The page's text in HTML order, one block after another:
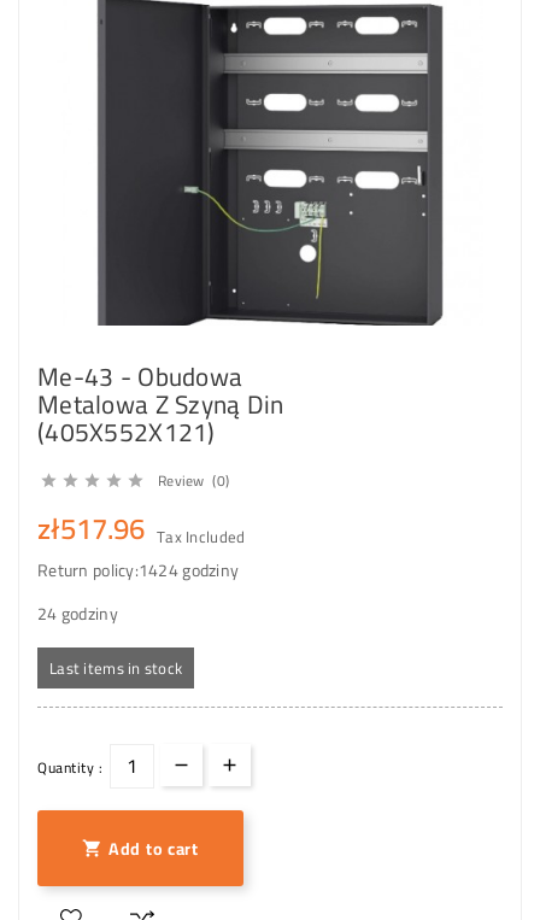
Me-43 - Obudowa
Metalowa Z Szyną Din
(405X552X121)
     Review (0)
zł517.96 Tax Included
Return policy:1424 godziny
24 godziny
Last items in stock
Quantity :
 Add to cart